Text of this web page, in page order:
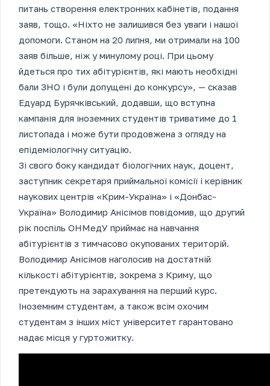
питань створення електронних кабінетів, подання
заяв, тощо. «Ніхто не залишився без уваги і нашої
допомоги. Станом на 20 липня, ми отримали на 100
заяв більше, ніж у минулому році. При цьому
йдеться про тих абітурієнтів, які мають необхідні
бали ЗНО і були допущені до конкурсу», — сказав
Едуард Бурячківський, додавши, що вступна
кампанія для іноземних студентів триватиме до 1
листопада і може бути продовжена з огляду на
епідеміологічну ситуацію.
Зі свого боку кандидат біологічних наук, доцент,
заступник секретаря приймальної комісії і керівник
наукових центрів «Крим-Україна» і «Донбас-
Україна» Володимир Анісімов повідомив, що другий
рік поспіль ОНМедУ приймає на навчання
абітурієнтів з тимчасово окупованих територій.
Володимир Анісімов наголосив на достатній
кількості абітурієнтів, зокрема з Криму, що
претендують на зарахування на перший курс.
Іноземним студентам, а також всім охочим
студентам з інших міст університет гарантовано
надає місця у гуртожитку.